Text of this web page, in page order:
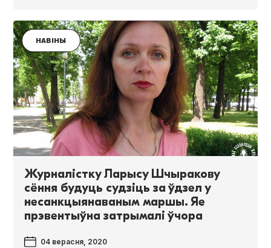
НАВІНЫ
Журналістку Ларысу Шчыракову
сёння будуць судзіць за ўдзел у
несанкцыянаваным маршы. Яе
прэвентыўна затрымалі ўчора
04 верасня, 2020